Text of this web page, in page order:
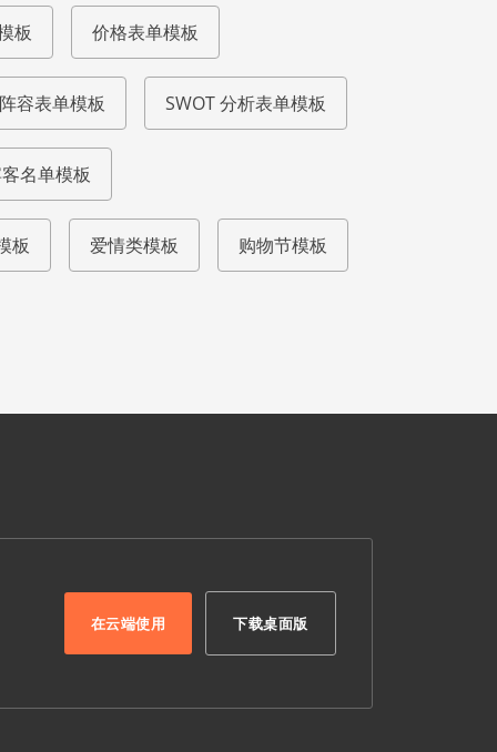
板 价格表单模板
容表单模板 SWOT 分析表单模板
名单模板
板 爱情类模板 购物节模板
在云端使用 下载桌面版